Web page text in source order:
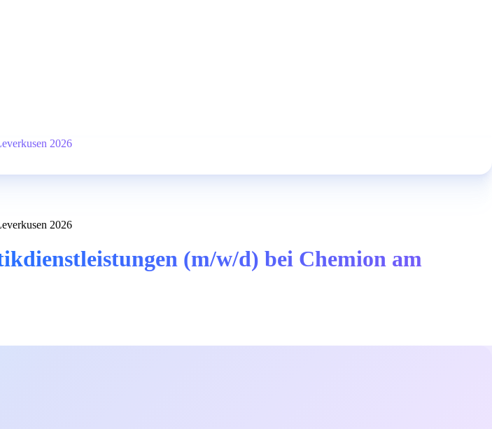
2026
2026
(m/w/d) bei Chemion am